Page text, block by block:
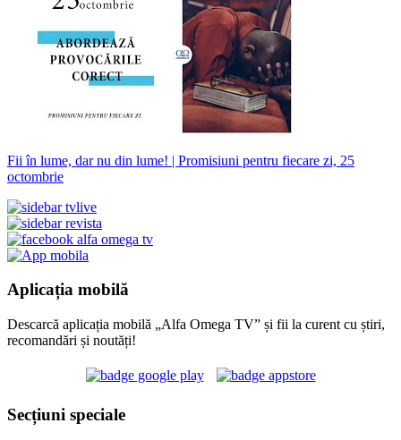
Fii în lume, dar nu din lume! | Promisiuni pentru fiecare zi, 25
octombrie
Aplicația mobilă
Descarcă aplicația mobilă „Alfa Omega TV” și fii la curent cu știri,
recomandări și noutăți!
Secțiuni speciale